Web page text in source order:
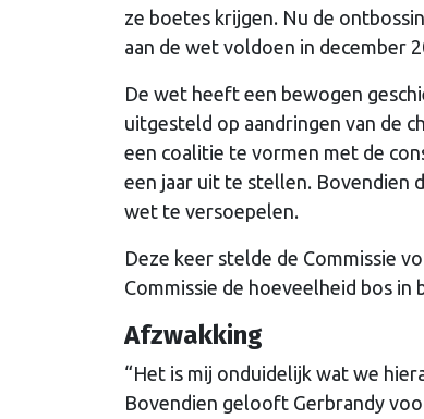
ze boetes krijgen. Nu de
aan de wet voldoen in december
De wet heeft een bewogen
uitgesteld op aandringen van de
een coalitie te vormen met de
een jaar uit te stellen. Bovendien
wet te versoepelen.
Deze keer stelde de Commissie
Commissie de hoeveelheid bos
Afzwakking
“Het is mij onduidelijk wat we
Bovendien gelooft Gerbrandy